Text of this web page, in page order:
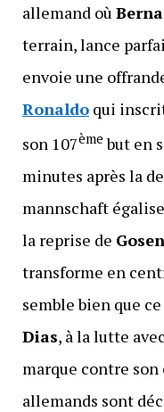
allemand où
terrain, lance
envoie une
Ronaldoqui
son 107ème but en
minutes après la
mannschaft
la reprise de
transforme en
semble bien que
Dias, à la lutte
marque contre son
allemands sont